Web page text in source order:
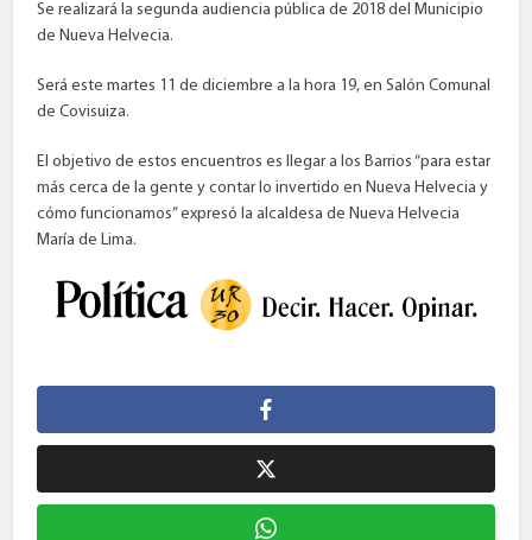
Se realizará la segunda audiencia pública de 2018 del Municipio
de Nueva Helvecia.
Será este martes 11 de diciembre a la hora 19, en Salón Comunal
de Covisuiza.
El objetivo de estos encuentros es llegar a los Barrios “para estar
más cerca de la gente y contar lo invertido en Nueva Helvecia y
cómo funcionamos” expresó la alcaldesa de Nueva Helvecia
María de Lima.